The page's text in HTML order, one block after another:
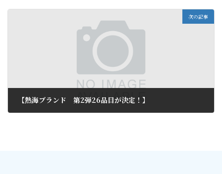
次の記事
【熱海ブランド 第2弾26品目が決定！】